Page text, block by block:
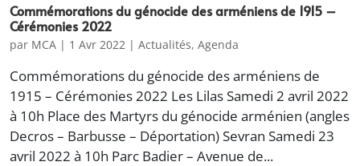
Commémorations du génocide des arméniens de 1915 –
Cérémonies 2022
par MCA | 1 Avr 2022 | Actualités, Agenda
Commémorations du génocide des arméniens de
1915 – Cérémonies 2022 Les Lilas Samedi 2 avril 2022
à 10h Place des Martyrs du génocide arménien (angles
Decros – Barbusse – Déportation) Sevran Samedi 23
avril 2022 à 10h Parc Badier – Avenue de...